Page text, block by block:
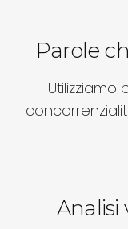
Parole
Analisi